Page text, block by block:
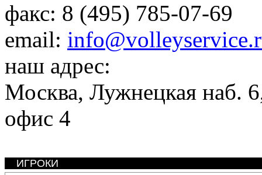
факс: 8 (495) 785-07-69
email:
наш адрес:
Москва, Лужнецкая наб.
офис 4
ИГРОКИ